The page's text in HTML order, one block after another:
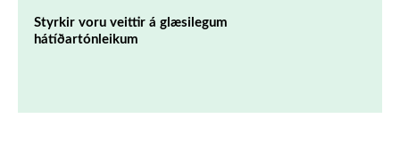
Styrkir voru veittir á glæsilegum
hátíðartónleikum